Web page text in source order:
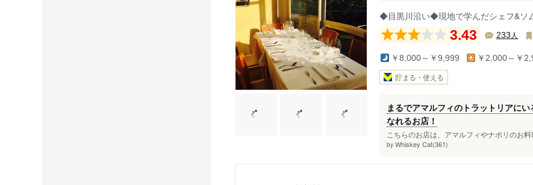
◆目黒川沿い◆現地で学んだシェフ&ソ
3.43 233 人
￥8,000～￥9,999 ￥2,000～￥
貯まる・使える
まるでアマルフィのトラットリアに
なれるお店！
こちらのお店は、アマルフィやナポリのお
by Whiskey Cat(361)